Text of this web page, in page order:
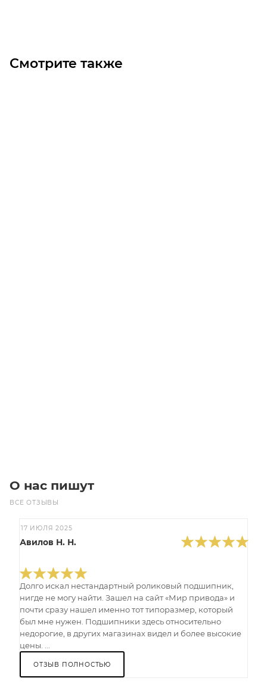
Смотрите также
О нас пишут
ВСЕ ОТЗЫВЫ
17 ИЮЛЯ 2025
Авилов Н. Н.
Долго искал нестандартный роликовый подшипник,
нигде не могу найти. Зашел на сайт «Мир привода» и
почти сразу нашел именно тот типоразмер, который
был мне нужен. Подшипники здесь относительно
недорогие, в других магазинах видел и более высокие
цены. ...
ОТЗЫВ ПОЛНОСТЬЮ